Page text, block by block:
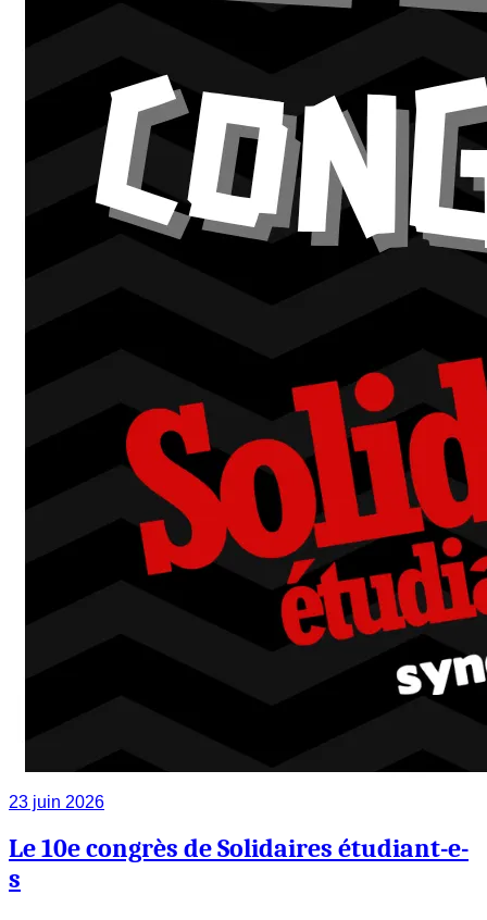
23 juin 2026
Le 10e congrès de Solidaires étudiant-e-
s